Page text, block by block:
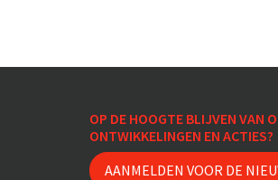
OP DE HOOGTE BLIJVEN VAN
ONTWIKKELINGEN EN ACTIES?
AANMELDEN VOOR DE